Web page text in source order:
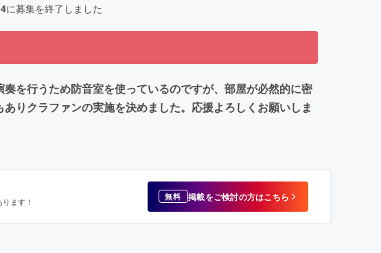
に募集を終了しました
を行うため防音室を使っているのですが、部屋が必然的に密
りクラファンの実施を決めました。応援よろしくお願いしま
ます！ 無料 掲載をご検討の方はこちら